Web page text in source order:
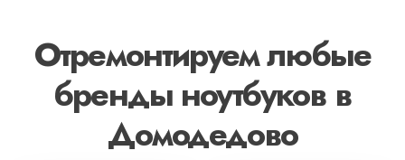
Отремонтируем любые
бренды ноутбуков в
Домодедово